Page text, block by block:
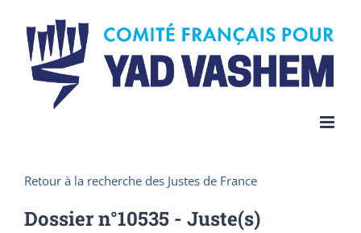
content
Retour à la recherche des Justes de France
Dossier n°10535 - Juste(s)